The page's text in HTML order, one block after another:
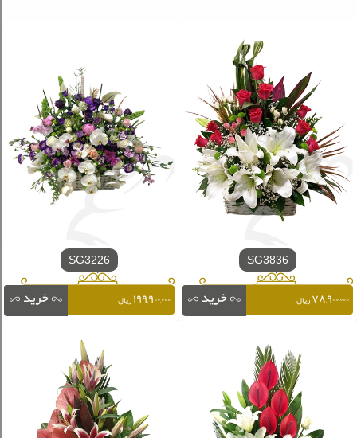
SG3836
۷۸,۹۰۰,۰۰۰ریال
SG3226
۱۹۹,۹۰۰,۰۰۰ریال